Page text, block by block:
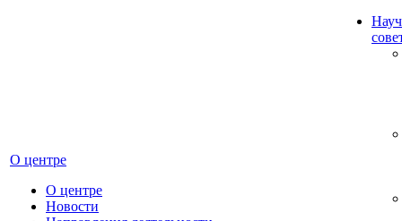
О центре
О центре
Новости